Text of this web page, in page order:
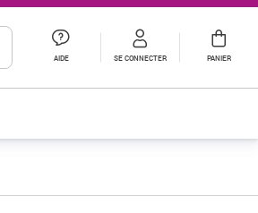
AIDE SE CONNECTER PANIER